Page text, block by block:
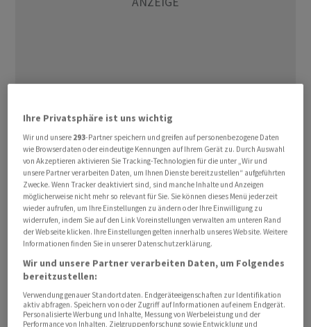
fortgesetzt zu den Zeiten und an den Orten, die wir für
richtig halten», teilte US-Präsident Joe Biden am
Freitag (Ortszeit) in einer Erklärung mit. Auch der
Sprecher des Nationalen Sicherheitsrates im Weissen
Haus, John Kirby, erklärte: «Es wird weitere Angriffe von
uns geben.» Man habe die irakische Regierung vorab
darüber informiert, dass es einen Gegenschlag der USA
geben werde. Die bisherigen Angriffe bezeichnete er als
Iran habe man seit dem Angriff auf die amerikanischen
Soldaten keinen Kontakt gehabt, sagte Kirby und fügte
Ihre Privatsphäre ist uns wichtig
Wir und unsere 293-Partner speichern und greifen auf personenbezogene Daten
wie Browserdaten oder eindeutige Kennungen auf Ihrem Gerät zu. Durch Auswahl
von Akzeptieren aktivieren Sie Tracking-Technologien für die unter „Wir und
unsere Partner verarbeiten Daten, um Ihnen Dienste bereitzustellen“ aufgeführten
Zwecke. Wenn Tracker deaktiviert sind, sind manche Inhalte und Anzeigen
möglicherweise nicht mehr so relevant für Sie. Sie können dieses Menü jederzeit
wieder aufrufen, um Ihre Einstellungen zu ändern oder Ihre Einwilligung zu
widerrufen, indem Sie auf den Link Voreinstellungen verwalten am unteren Rand
der Webseite klicken. Ihre Einstellungen gelten innerhalb unseres Website. Weitere
Informationen finden Sie in unserer Datenschutzerklärung.
Wir und unsere Partner verarbeiten Daten, um Folgendes
bereitzustellen:
Verwendung genauer Standortdaten. Endgeräteeigenschaften zur Identifikation
aktiv abfragen. Speichern von oder Zugriff auf Informationen auf einem Endgerät.
Personalisierte Werbung und Inhalte, Messung von Werbeleistung und der
Performance von Inhalten, Zielgruppenforschung sowie Entwicklung und